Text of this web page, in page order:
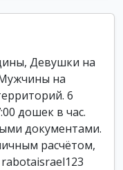
Девушки на
на
6
дошек в час.
документами.
расчётом,